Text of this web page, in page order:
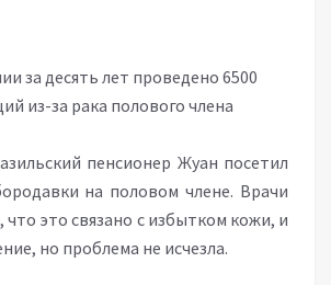
пенсионер Жуан посетил
на половом члене. Врачи
это связано с избытком кожи, и
но проблема не исчезла.